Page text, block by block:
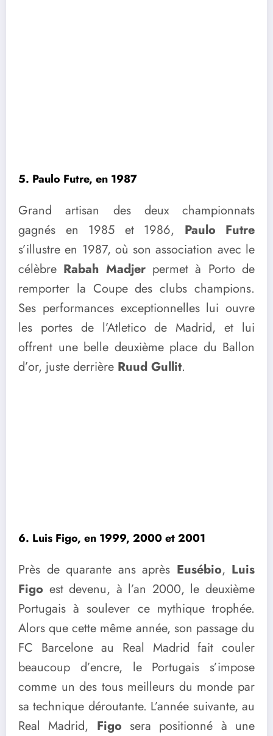
5. Paulo Futre, en 1987
Grand artisan des deux championnats
gagnés en 1985 et 1986, Paulo Futre
s’illustre en 1987, où son association avec le
célèbre Rabah Madjer permet à Porto de
remporter la Coupe des clubs champions.
Ses performances exceptionnelles lui ouvre
les portes de l’Atletico de Madrid, et lui
offrent une belle deuxième place du Ballon
d’or, juste derrière Ruud Gullit.
6. Luis Figo, en 1999, 2000 et 2001
Près de quarante ans après Eusébio, Luis
Figo est devenu, à l’an 2000, le deuxième
Portugais à soulever ce mythique trophée.
Alors que cette même année, son passage du
FC Barcelone au Real Madrid fait couler
beaucoup d’encre, le Portugais s’impose
comme un des tous meilleurs du monde par
sa technique déroutante. L’année suivante, au
Real Madrid, Figo sera positionné à une